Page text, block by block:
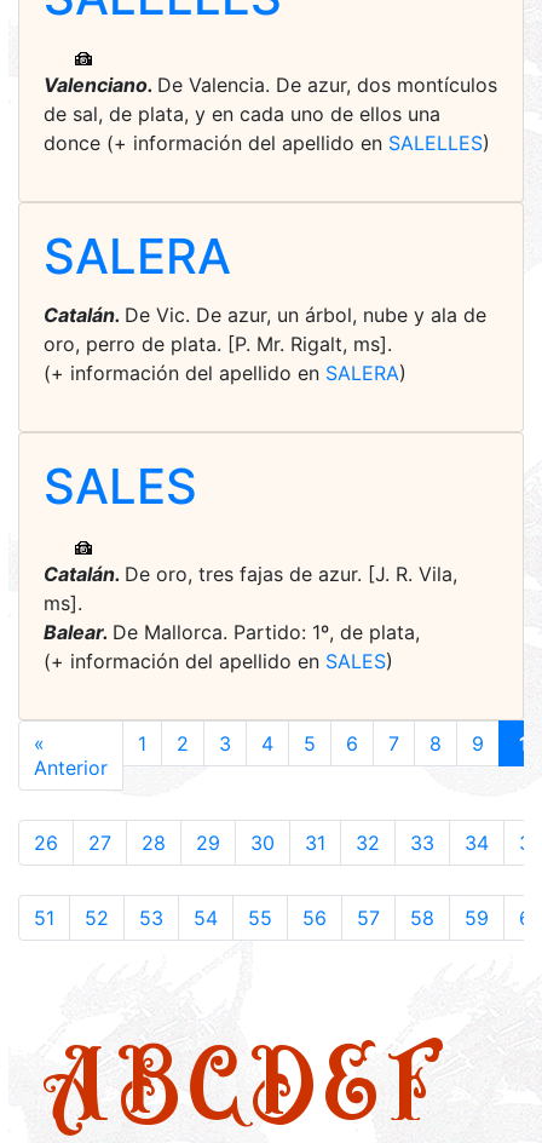
Valenciano. De Valencia. De azur, dos montículos
de sal, de plata, y en cada uno de ellos una
donce (+ información del apellido en SALELLES)
SALERA
Catalán. De Vic. De azur, un árbol, nube y ala de
oro, perro de plata. [P. Mr. Rigalt, ms].
(+ información del apellido en SALERA)
SALES
Catalán. De oro, tres fajas de azur. [J. R. Vila,
ms].
Balear. De Mallorca. Partido: 1º, de plata,
(+ información del apellido en SALES)
«
Anterior
1 2 3 4 5 6 7 8 9
26 27 28 29 30 31 32 33 34 35
51 52 53 54 55 56 57 58 59 60
ABCDEF